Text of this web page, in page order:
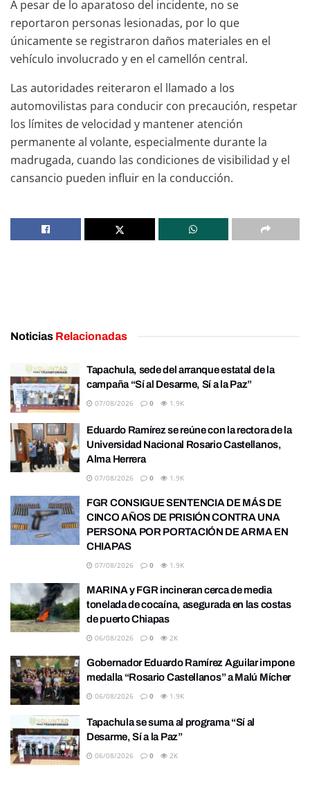
A pesar de lo aparatoso del incidente, no se
reportaron personas lesionadas, por lo que
únicamente se registraron daños materiales en el
vehículo involucrado y en el camellón central.
Las autoridades reiteraron el llamado a los
automovilistas para conducir con precaución, respetar
los límites de velocidad y mantener atención
permanente al volante, especialmente durante la
madrugada, cuando las condiciones de visibilidad y el
cansancio pueden influir en la conducción.
Noticias Relacionadas
Tapachula, sede del arranque estatal de la
campaña “Sí al Desarme, Sí a la Paz”
07/08/2026 0 1.9K
Eduardo Ramírez se reúne con la rectora de la
Universidad Nacional Rosario Castellanos,
Alma Herrera
07/08/2026 0 1.9K
FGR CONSIGUE SENTENCIA DE MÁS DE
CINCO AÑOS DE PRISIÓN CONTRA UNA
PERSONA POR PORTACIÓN DE ARMA EN
CHIAPAS
07/08/2026 0 1.9K
MARINA y FGR incineran cerca de media
tonelada de cocaína, asegurada en las costas
de puerto Chiapas
06/08/2026 0 2K
Gobernador Eduardo Ramírez Aguilar impone
medalla “Rosario Castellanos” a Malú Mícher
06/08/2026 0 1.9K
Tapachula se suma al programa “Sí al
Desarme, Sí a la Paz”
06/08/2026 0 2K